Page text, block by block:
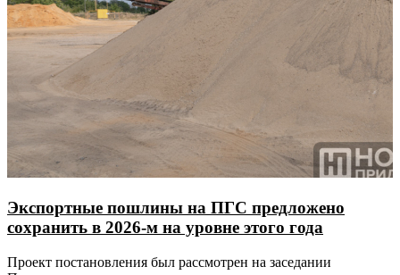
Экспортные пошлины на ПГС предложено
сохранить в 2026-м на уровне этого года
Проект постановления был рассмотрен на заседании